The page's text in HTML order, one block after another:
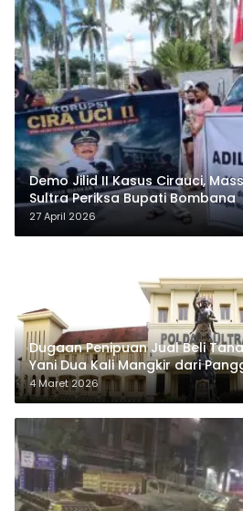
Demo Jilid II Kasus Cirauci,
Sultra Periksa Bupati Bombana
27 April 2026
Dugaan Penipuan Jual Beli
Yani Dua Kali Mangkir dari
4 Maret 2026